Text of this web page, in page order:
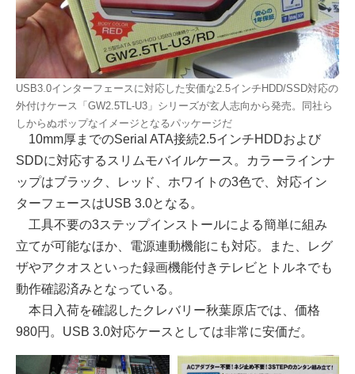
USB3.0インターフェースに対応した安価な2.5インチHDD/SSD対応の
外付けケース「GW2.5TL-U3」シリーズが玄人志向から発売。同社ら
しからぬポップなイメージとなるパッケージだ
10mm厚までのSerial ATA接続2.5インチHDDおよび
SDDに対応するスリムモバイルケース。カラーラインナ
ップはブラック、レッド、ホワイトの3色で、対応イン
ターフェースはUSB 3.0となる。
工具不要の3ステップインストールによる簡単に組み
立てが可能なほか、電源連動機能にも対応。また、レグ
ザやアクオスといった録画機能付きテレビとトルネでも
動作確認済みとなっている。
本日入荷を確認したクレバリー秋葉原店では、価格
980円。USB 3.0対応ケースとしては非常に安価だ。